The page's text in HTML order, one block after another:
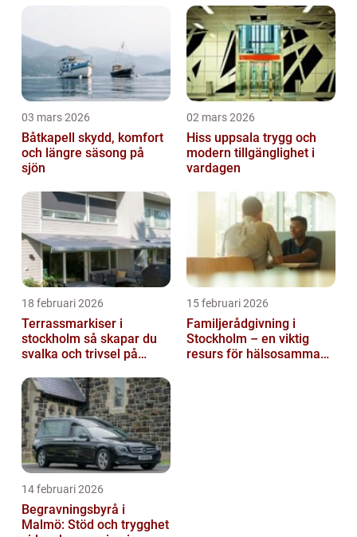
03 mars 2026
Båtkapell skydd, komfort
och längre säsong på
sjön
02 mars 2026
Hiss uppsala trygg och
modern tillgänglighet i
vardagen
18 februari 2026
Terrassmarkiser i
stockholm så skapar du
svalka och trivsel på
15 februari 2026
Familjerådgivning i
Stockholm – en viktig
resurs för hälsosamma
14 februari 2026
Begravningsbyrå i
Malmö: Stöd och trygghet